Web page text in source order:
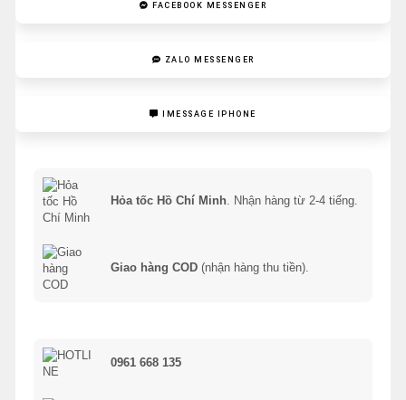
FACEBOOK MESSENGER
ZALO MESSENGER
IMESSAGE IPHONE
Hỏa tốc Hồ Chí Minh. Nhận hàng từ 2-4 tiếng.
Giao hàng COD (nhận hàng thu tiền).
0961 668 135